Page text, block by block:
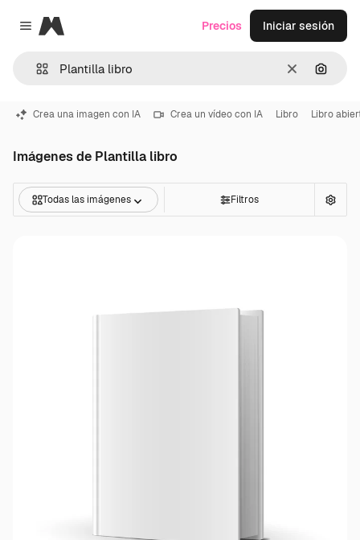
Close menu
Magnific
Borrar
Precios Iniciar sesión
Crea una imagen con IA Crea un vídeo con IA Libro Libro
Imágenes de Plantilla libro
Todas las imágenes Filtros